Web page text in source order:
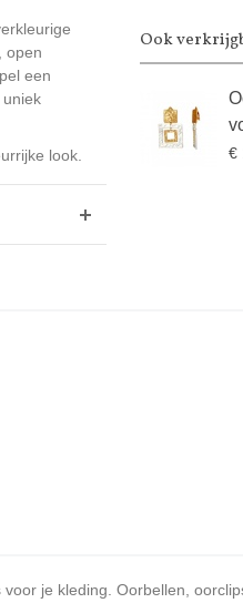
open
een
look.
Ook
€
je kleding. Oorbellen,